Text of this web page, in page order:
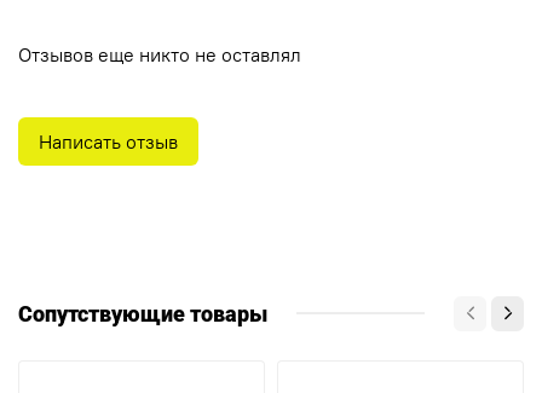
Отзывов еще никто не оставлял
Написать отзыв
Сопутствующие товары